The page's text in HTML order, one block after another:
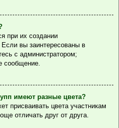
при их создании
вы заинтересованы в
с администратором;
сообщение.
имеют разные цвета?
присваивать цвета участникам
отличать друг от друга.